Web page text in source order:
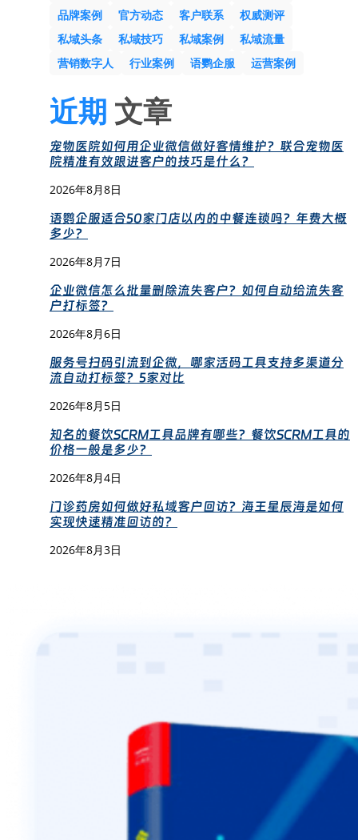
品牌案例
官方动态 客户联系
权威测评
私域头条
私域技巧 私域案例
私域流量
营销数字人
行业案例 语鹦企服 运营案例
近期 文章
宠物医院如何用企业微信做好客情维护？联合宠物医
院精准有效跟进客户的技巧是什么？
2026年8月8日
语鹦企服适合50家门店以内的中餐连锁吗？年费大概
多少？
2026年8月7日
企业微信怎么批量删除流失客户？如何自动给流失客
户打标签？
2026年8月6日
服务号扫码引流到企微，哪家活码工具支持多渠道分
流自动打标签？5家对比
2026年8月5日
知名的餐饮SCRM工具品牌有哪些？餐饮SCRM工具的
价格一般是多少？
2026年8月4日
门诊药房如何做好私域客户回访？海王星辰海是如何
实现快速精准回访的？
2026年8月3日